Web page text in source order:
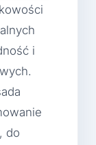
i
do